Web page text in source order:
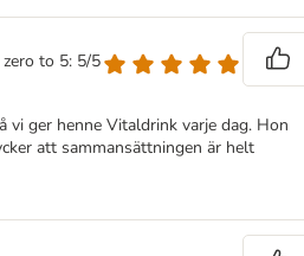
to 5: 5/5
ger henne Vitaldrink varje dag. Hon
att sammansättningen är helt